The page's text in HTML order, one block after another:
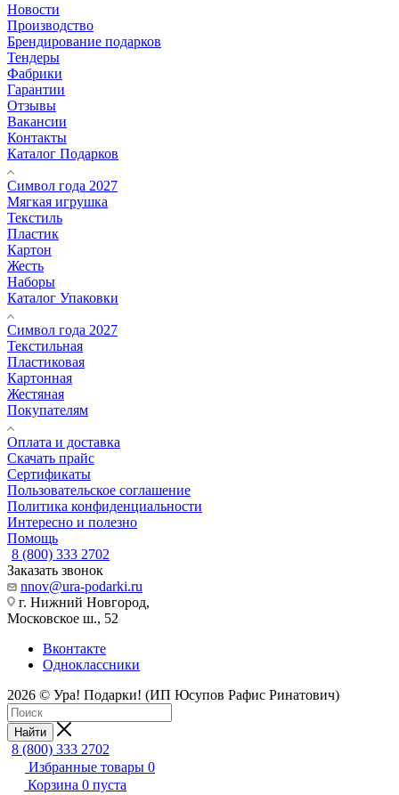
Новости
Производство
Брендирование подарков
Тендеры
Фабрики
Гарантии
Отзывы
Вакансии
Контакты
Каталог Подарков
Символ года 2027
Мягкая игрушка
Текстиль
Пластик
Картон
Жесть
Наборы
Каталог Упаковки
Символ года 2027
Текстильная
Пластиковая
Картонная
Жестяная
Покупателям
Оплата и доставка
Скачать прайс
Сертификаты
Пользовательское соглашение
Политика конфиденциальности
Интересно и полезно
Помощь
8 (800) 333 2702
Заказать звонок
nnov@ura-podarki.ru
г. Нижний Новгород,
Московское ш., 52
Вконтакте
Одноклассники
2026 © Ура! Подарки! (ИП Юсупов Рафис Ринатович)
Найти
8 (800) 333 2702
Избранные товары 0
Корзина 0 пуста